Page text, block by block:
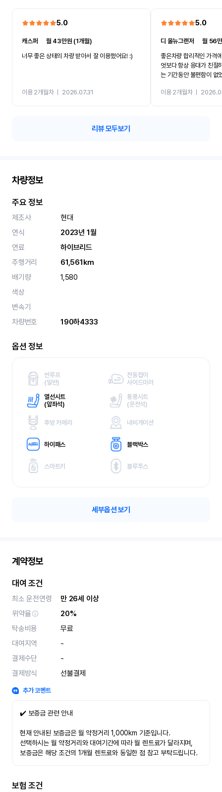
5.0
캐스퍼
월 43만원 (1개월)
너무 좋은 상태의 차량 받아서 잘 이용했어요! :)
이용 2개월차ㅣ 2026.07.31
5.0
디 올뉴그랜저 ㅣ월 56
좋은차량 합리적인 가격
엇보다 항상 응대가 친절
는 기간동안 불편함이 없
카 렌트 고민없이 강추합
이용 2개월차ㅣ
리뷰 모두보기
차량정보
주요 정보
제조사
현대
연식
2023년 1월
연료
하이브리드
주행거리
61,561km
배기량
1,580
색상
변속기
차량번호
190하4333
옵션 정보
썬루프
(일반)
전동접이
사이드미러
열선시트
(앞좌석)
통풍시트
(운전석)
후방 카메라 내비게이션
하이패스 블랙박스
스마트키 블루투스
세부옵션 보기
계약정보
대여 조건
최소 운전연령
만 26세 이상
위약율
20%
탁송비용
무료
대여지역
-
결제수단
-
결제방식
선불결제
추가 코멘트
✔️ 보증금 관련 안내
현재 안내된 보증금은 월 약정거리 1,000km 기준입니다.
선택하시는 월 약정거리와 대여기간에 따라 월 렌트료가 달라지며,
보증금은 해당 조건의 1개월 렌트료와 동일한 점 참고 부탁드립니다.
보험 조건